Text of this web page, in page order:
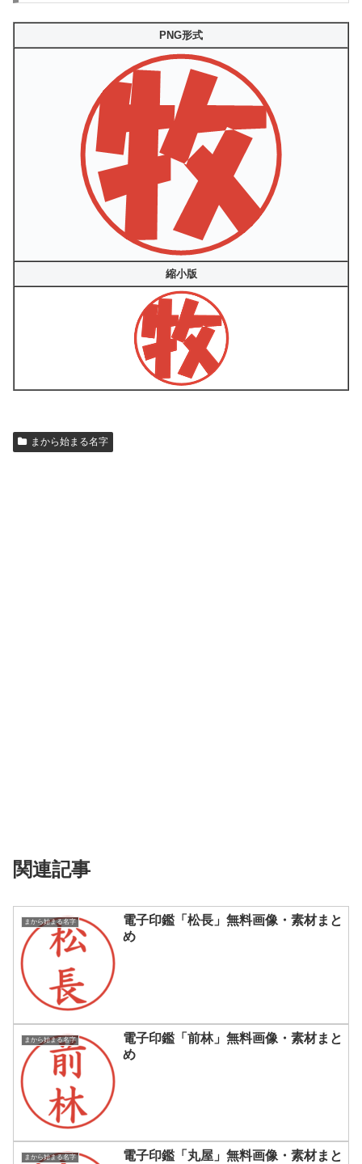
PNG形式
縮小版
まから始まる名字
関連記事
まから始まる名字
電子印鑑「松長」無料画像・素材まと
め
まから始まる名字
電子印鑑「前林」無料画像・素材まと
め
まから始まる名字
電子印鑑「丸屋」無料画像・素材まと